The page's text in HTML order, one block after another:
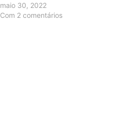
maio 30, 2022
Com 2 comentários